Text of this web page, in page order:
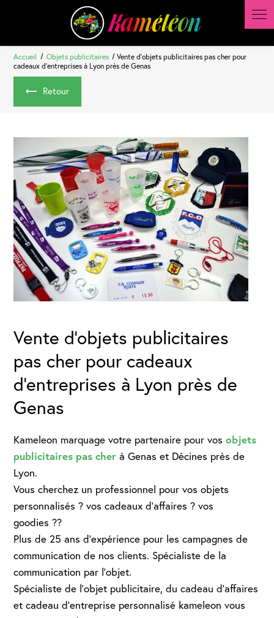
Accueil Objets publicitaires
Vente d'objets publicitaires pas cher pour
cadeaux d'entreprises à Lyon près de Genas
Retour
Vente d'objets publicitaires
pas cher pour cadeaux
d'entreprises à Lyon près de
Genas
Kameleon marquage votre partenaire pour vosobjets
publicitaires pas cher à Genas et Décines près de
Lyon.
Vous cherchez un professionnel pour vos objets
personnalisés ? vos cadeaux d’affaires ? vos
goodies ??
Plus de 25 ans d’expérience pour les campagnes de
communication de nos clients. Spécialiste de la
communication par l’objet.
Spécialiste de l’objet publicitaire, du cadeau d’affaires
et cadeau d’entreprise personnalisé kameleon vous
Panneau de gestion des cookies